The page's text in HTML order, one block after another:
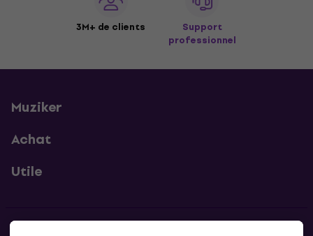
3M+ de clients
Support
professionnel
Muziker
Achat
Utile